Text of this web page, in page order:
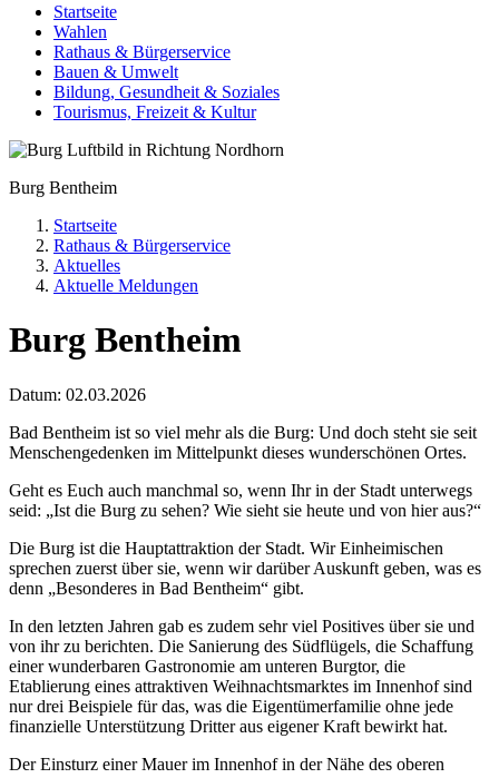
Startseite
Wahlen
Rathaus & Bürgerservice
Bauen & Umwelt
Bildung, Gesundheit & Soziales
Tourismus, Freizeit & Kultur
Burg Bentheim
Startseite
Rathaus & Bürgerservice
Aktuelles
Aktuelle Meldungen
Burg Bentheim
Datum: 02.03.2026
Bad Bentheim ist so viel mehr als die Burg: Und doch steht sie seit
Menschengedenken im Mittelpunkt dieses wunderschönen Ortes.
Geht es Euch auch manchmal so, wenn Ihr in der Stadt unterwegs
seid: „Ist die Burg zu sehen? Wie sieht sie heute und von hier aus?“
Die Burg ist die Hauptattraktion der Stadt. Wir Einheimischen
sprechen zuerst über sie, wenn wir darüber Auskunft geben, was es
denn „Besonderes in Bad Bentheim“ gibt.
In den letzten Jahren gab es zudem sehr viel Positives über sie und
von ihr zu berichten. Die Sanierung des Südflügels, die Schaffung
einer wunderbaren Gastronomie am unteren Burgtor, die
Etablierung eines attraktiven Weihnachtsmarktes im Innenhof sind
nur drei Beispiele für das, was die Eigentümerfamilie ohne jede
finanzielle Unterstützung Dritter aus eigener Kraft bewirkt hat.
Der Einsturz einer Mauer im Innenhof in der Nähe des oberen